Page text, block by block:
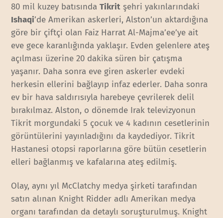
80 mil kuzey batısındaTikrit şehri yakınlarındaki
Ishaqi’de Amerikan askerleri, Alston’un aktardığına
göre bir çiftçi olan Faiz Harrat Al-Majma’ee’ye ait
eve gece karanlığında yaklaşır. Evden gelenlere ateş
açılması üzerine 20 dakika süren bir çatışma
yaşanır. Daha sonra eve giren askerler evdeki
herkesin ellerini bağlayıp infaz ederler. Daha sonra
ev bir hava saldırısıyla harebeye çevrilerek delil
bırakılmaz. Alston, o dönemde Irak televizyonun
Tikrit morgundaki 5 çocuk ve 4 kadının cesetlerinin
görüntülerini yayınladığını da kaydediyor. Tikrit
Hastanesi otopsi raporlarına göre bütün cesetlerin
elleri bağlanmış ve kafalarına ateş edilmiş.
Olay, aynı yıl McClatchy medya şirketi tarafından
satın alınan Knight Ridder adlı Amerikan medya
organı tarafından da detaylı soruşturulmuş. Knight